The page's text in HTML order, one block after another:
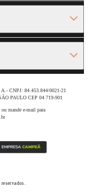
A.- CNPJ: 84.453.844/0021-21
PAULO CEP 04.719-901
mande e-mail para